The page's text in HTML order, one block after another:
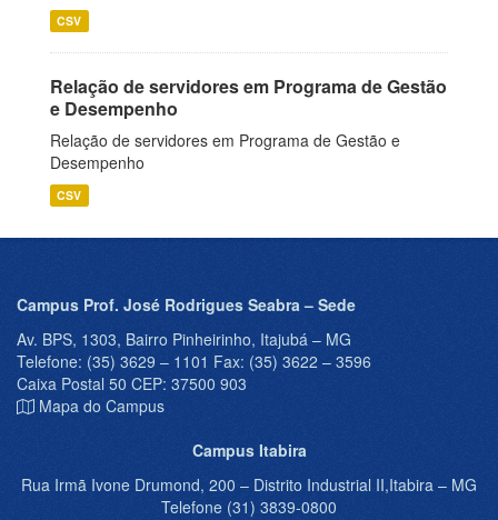
CSV
Relação de servidores em Programa de Gestão
e Desempenho
Relação de servidores em Programa de Gestão e
Desempenho
CSV
Campus Prof. José Rodrigues Seabra – Sede
Av. BPS, 1303, Bairro Pinheirinho, Itajubá – MG
Telefone: (35) 3629 – 1101 Fax: (35) 3622 – 3596
Caixa Postal 50 CEP: 37500 903
Mapa do Campus
Campus Itabira
Rua Irmã Ivone Drumond, 200 – Distrito Industrial II,Itabira – MG
Telefone (31) 3839-0800